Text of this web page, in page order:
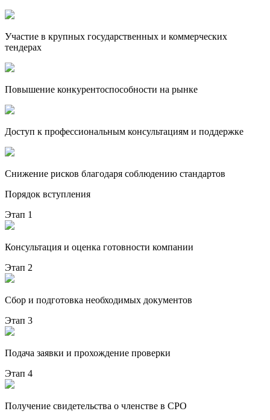
Участие в крупных государственных и коммерческих
тендерах
Повышение конкурентоспособности на рынке
Доступ к профессиональным консультациям и поддержке
Снижение рисков благодаря соблюдению стандартов
Порядок вступления
Этап 1
Консультация и оценка готовности компании
Этап 2
Сбор и подготовка необходимых документов
Этап 3
Подача заявки и прохождение проверки
Этап 4
Получение свидетельства о членстве в СРО